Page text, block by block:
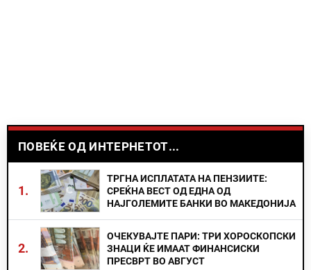
ПОВЕЌЕ ОД ИНТЕРНЕТОТ...
1.
ТРГНА ИСПЛАТАТА НА ПЕНЗИИТЕ:
СРЕЌНА ВЕСТ ОД ЕДНА ОД
НАЈГОЛЕМИТЕ БАНКИ ВО МАКЕДОНИЈА
2.
ОЧЕКУВАЈТЕ ПАРИ: ТРИ ХОРОСКОПСКИ
ЗНАЦИ ЌЕ ИМААТ ФИНАНСИСКИ
ПРЕСВРТ ВО АВГУСТ